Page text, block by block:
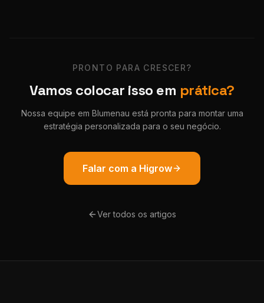
PRONTO PARA CRESCER?
Vamos colocar isso em prática?
Nossa equipe em Blumenau está pronta para montar uma
estratégia personalizada para o seu negócio.
Falar com a Higrow
Ver todos os artigos